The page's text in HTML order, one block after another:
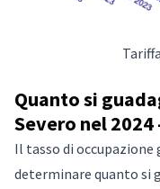
Quanto si
Severo nel 2024
Il tasso di occupazione
determinare quanto si